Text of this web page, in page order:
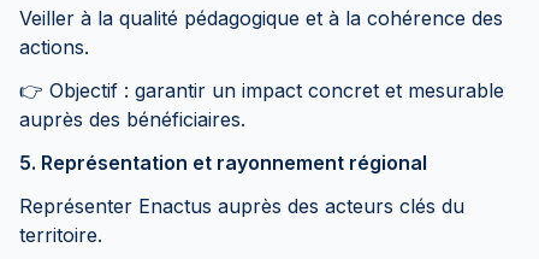
Veiller à la qualité pédagogique et à la cohérence des
actions.
👉 Objectif : garantir un impact concret et mesurable
auprès des bénéficiaires.
5. Représentation et rayonnement régional
Représenter Enactus auprès des acteurs clés du
territoire.